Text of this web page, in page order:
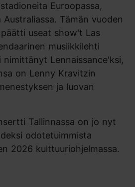
Euroopassa,
Australiassa. Tämän vuoden
useat show't Las
musiikkilehti
nimittänyt Lennaissance'ksi,
on Lenny Kravitzin
ja luovan
Tallinnassa on jo nyt
odotetuimmista
2026 kulttuuriohjelmassa.